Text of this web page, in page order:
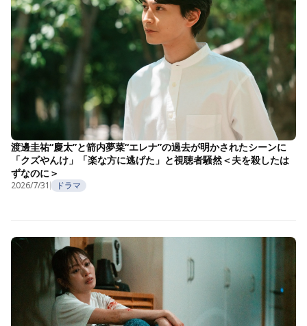
渡邊圭祐“慶太”と箭内夢菜“エレナ”の過去が明かされたシーンに
「クズやんけ」「楽な方に逃げた」と視聴者騒然＜夫を殺したは
ずなのに＞
2026/7/31 ドラマ